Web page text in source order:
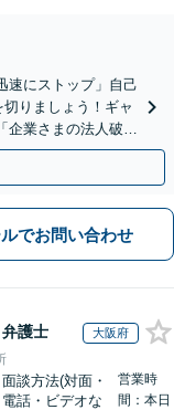
速にストップ」自己
りましょう！ギャ
企業さまの法人破産
ルでお問い合わせ
弁護士 大阪府
面談方法(対面・
電話・ビデオな
営業時
間：本日